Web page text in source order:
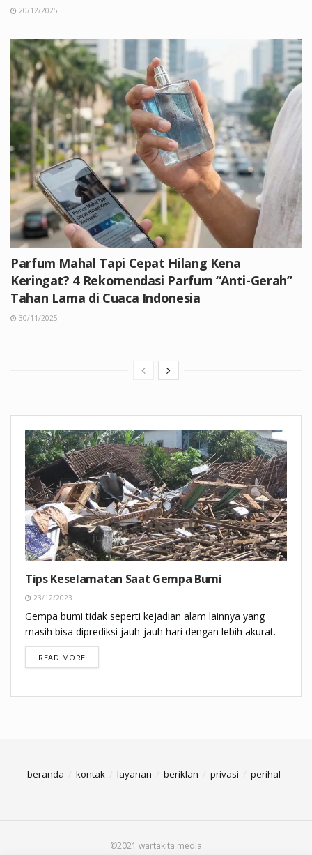
20/12/2025
Parfum Mahal Tapi Cepat Hilang Kena
Keringat? 4 Rekomendasi Parfum “Anti-Gerah”
Tahan Lama di Cuaca Indonesia
30/11/2025
Tips Keselamatan Saat Gempa Bumi
23/12/2023
Gempa bumi tidak seperti kejadian alam lainnya yang
masih bisa diprediksi jauh-jauh hari dengan lebih akurat.
READ MOREDETAILS
beranda kontak layanan beriklan privasi perihal
©2021 wartakita media